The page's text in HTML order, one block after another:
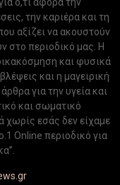
ό,τι αφορά την
την καριέρα και τη
αξίζει να ακουστούν
στο περιοδικό μας. Η
και φυσικά
και η μαγειρική
για την υγεία και
και σωματικό
χωρίς εσάς δεν είχαμε
Online περιοδικό για